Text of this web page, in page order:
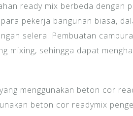
ready mix berbeda dengan
pekerja bangunan biasa,
selera. Pembuatan
mixing, sehingga dapat
menggunakan beton cor
beton cor readymix